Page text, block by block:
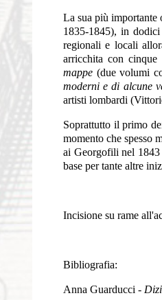
La sua più importante
1835-1845), in
regionali e locali
arricchita con
mappe (due volumi
moderni e di alcune
artisti lombardi
Soprattutto il primo
momento che spesso
ai Georgofili nel 1843
base per tante altre
Incisione su rame
Bibliografia:
Anna Guarducci -